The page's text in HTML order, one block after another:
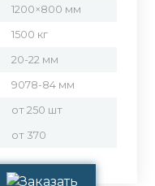
1200×800 мм
1500 кг
20-22 мм
9078-84 мм
от 250 шт
от 370